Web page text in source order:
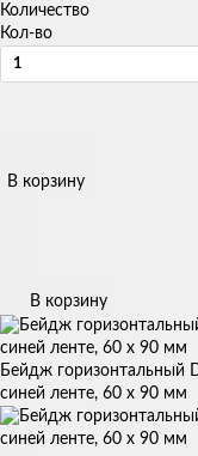
Количество
Кол-во
В корзину
В корзину
Бейдж горизонтальный
синей ленте, 60 х 90 мм